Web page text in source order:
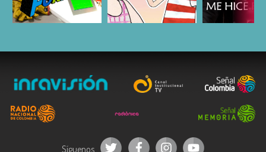
ESCUCHAR ESCUCHAR
Síguenos